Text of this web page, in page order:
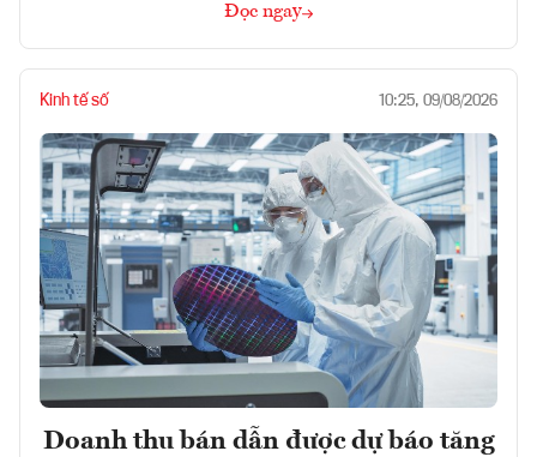
Đọc ngay
Kinh tế số 10:25, 09/08/2026
Doanh thu bán dẫn được dự báo tăng